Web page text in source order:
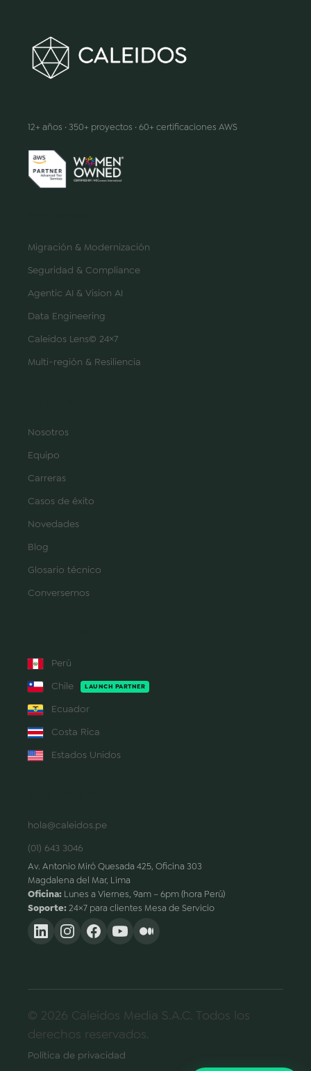
12+ años · 350+ proyectos · 60+ certificaciones AWS
Migración & Modernización
Seguridad & Compliance
Agentic AI & Vision AI
Data Engineering
Caleidos Lens© 24×7
Multi-región & Resiliencia
Nosotros
Equipo
Carreras
Casos de éxito
Novedades
Blog
Glosario técnico
Conversemos
Perú
Chile
LAUNCH PARTNER
Ecuador
Costa Rica
Estados Unidos
hola@caleidos.pe
(01) 643 3046
Av. Antonio Miró Quesada 425, Oficina 303
Magdalena del Mar, Lima
Oficina: Lunes a Viernes, 9am – 6pm (hora Perú)
Soporte: 24×7 para clientes Mesa de Servicio
© 2026 Caleidos Media S.A.C. Todos los
derechos reservados.
Política de privacidad